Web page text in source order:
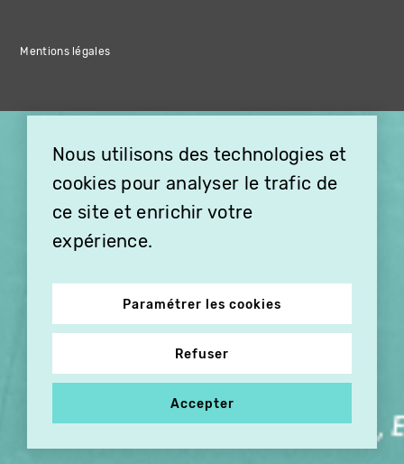
Mentions légales
Nous utilisons des technologies et
cookies pour analyser le trafic de
ce site et enrichir votre
expérience.
Paramétrer les cookies
Refuser
Accepter
OFFREZ LA VIDÉO EN
CADEAU, ABONNEZ VOS
PROCHES À VITHÈQUE !